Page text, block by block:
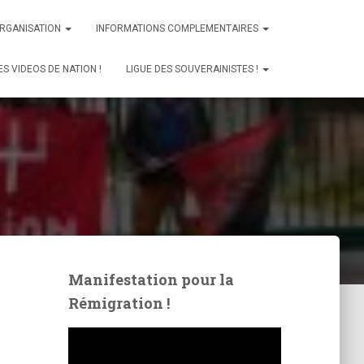
INFORMATIONS COMPLEMENTAIRES
VIDEOS DE NATION ! LIGUE DES SOUVERAINISTES !
Manifestation pour la
Rémigration !